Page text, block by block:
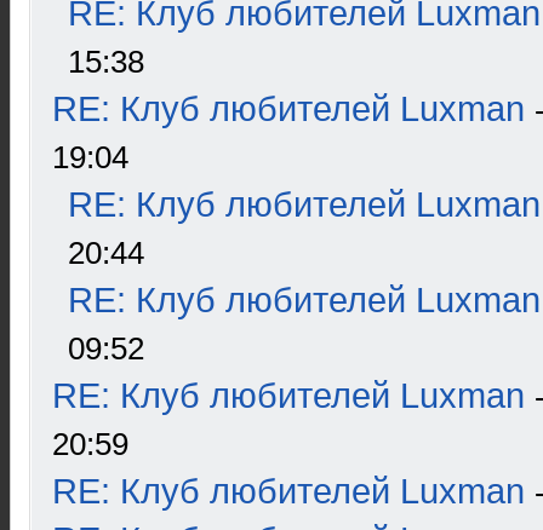
RE: Клуб любителей Luxman
15:38
RE: Клуб любителей Luxman
19:04
RE: Клуб любителей Luxman
20:44
RE: Клуб любителей Luxman
09:52
RE: Клуб любителей Luxman
20:59
RE: Клуб любителей Luxman